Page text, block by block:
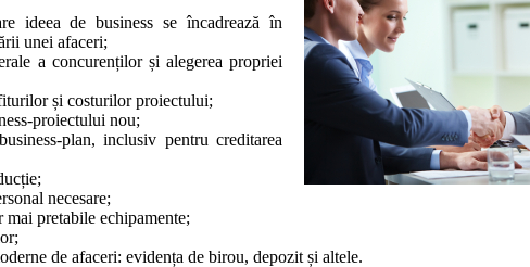
ideea de business se încadrează în
unei afaceri;
a concurenților și alegerea propriei
și costurilor proiectului;
proiectului nou;
plan, inclusiv pentru creditarea
necesare;
mai pretabile echipamente;
de afaceri: evidența de birou, depozit și altele.